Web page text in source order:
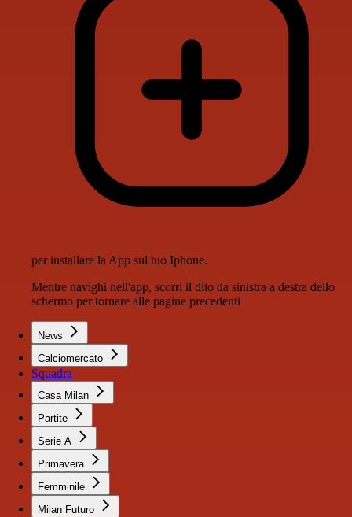
per installare la App sul tuo Iphone.
Mentre navighi nell'app, scorri il dito da sinistra a destra dello
schermo per tornare alle pagine precedenti
News
Calciomercato
Squadra
Casa Milan
Partite
Serie A
Primavera
Femminile
Milan Futuro